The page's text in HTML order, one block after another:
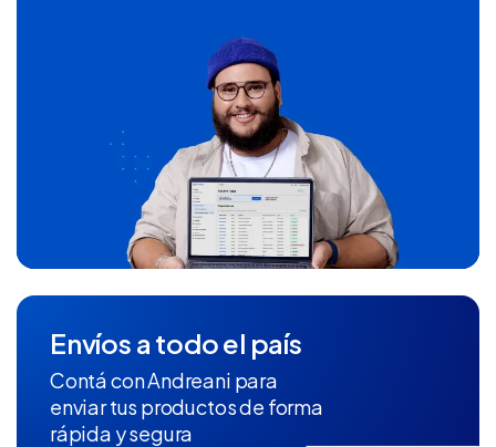
Envíos a todo el país
Contá con Andreani para
enviar tus productos de forma
rápida y segura